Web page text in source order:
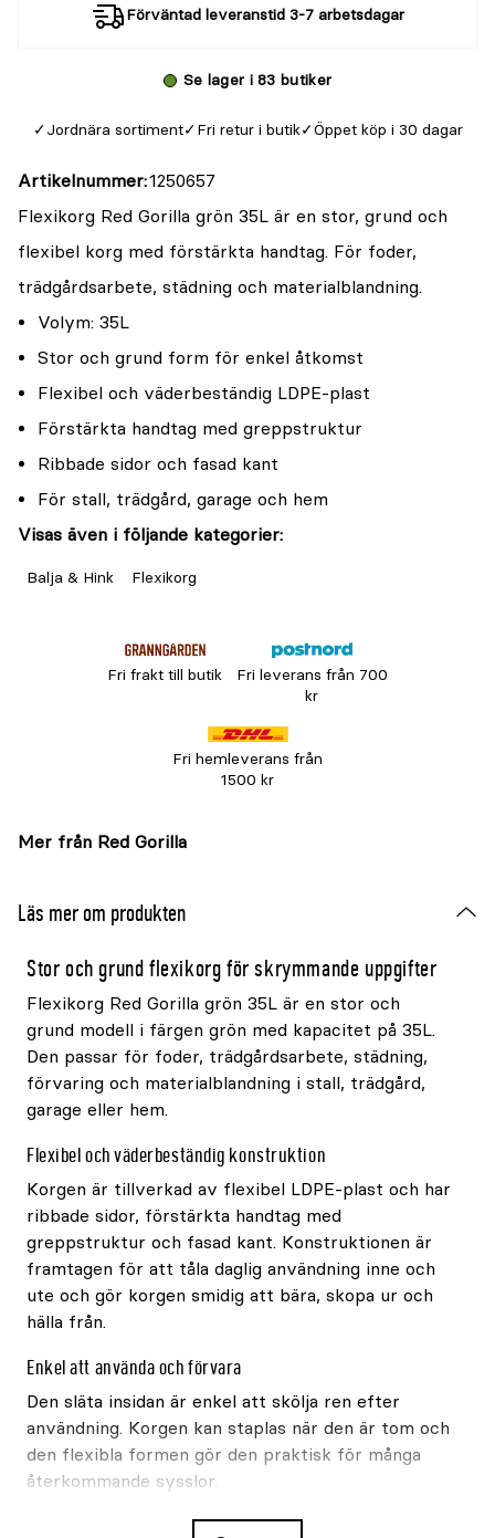
Förväntad leveranstid 3-7 arbetsdagar
Se lager i 83 butiker
Jordnära sortiment Fri retur i butik Öppet köp i 30 dagar
Artikelnummer 1250657
Flexikorg Red Gorilla grön 35L är en stor, grund och
flexibel korg med förstärkta handtag. För foder,
trädgårdsarbete, städning och materialblandning.
Volym: 35L
Stor och grund form för enkel åtkomst
Flexibel och väderbeständig LDPE-plast
Förstärkta handtag med greppstruktur
Ribbade sidor och fasad kant
För stall, trädgård, garage och hem
Visas även i följande kategorier:
Balja & Hink Flexikorg
Fri frakt till butik
Fri leverans från 700
kr
Fri hemleverans från
1500 kr
Mer från Red Gorilla
Läs mer om produkten
Stor och grund flexikorg för skrymmande uppgifter
Flexikorg Red Gorilla grön 35L är en stor och
grund modell i färgen grön med kapacitet på 35L.
Den passar för foder, trädgårdsarbete, städning,
förvaring och materialblandning i stall, trädgård,
garage eller hem.
Flexibel och väderbeständig konstruktion
Korgen är tillverkad av flexibel LDPE-plast och har
ribbade sidor, förstärkta handtag med
greppstruktur och fasad kant. Konstruktionen är
framtagen för att tåla daglig användning inne och
ute och gör korgen smidig att bära, skopa ur och
hälla från.
Enkel att använda och förvara
Den släta insidan är enkel att skölja ren efter
användning. Korgen kan staplas när den är tom och
den flexibla formen gör den praktisk för många
återkommande sysslor.